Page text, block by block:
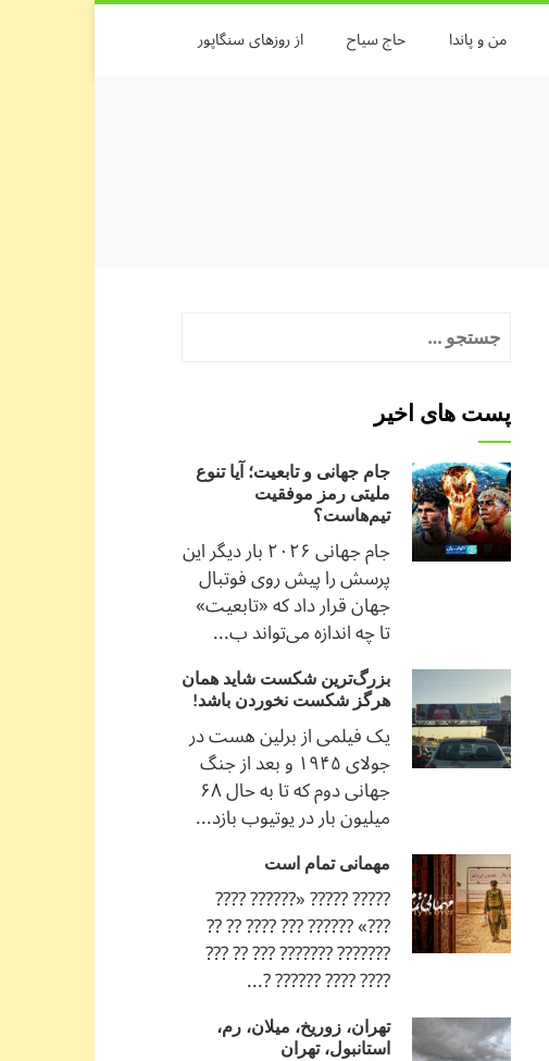
من و پاندا حاج سیاح از روزهای سنگاپور
پست های اخیر
جام جهانی و تابعیت؛ آیا تنوع
ملیتی رمز موفقیت
تیم‌هاست؟
جام جهانی ۲۰۲۶ بار دیگر این
پرسش را پیش روی فوتبال
جهان قرار داد که «تابعیت»
تا چه اندازه می‌تواند ب...
بزرگ‌ترین شکست شاید همان
هرگز شکست نخوردن باشد!
یک فیلمی از برلین هست در
جولای ۱۹۴۵ و بعد از جنگ
جهانی دوم که تا به حال ۶۸
میلیون بار در یوتیوب بازد...
مهمانی تمام است
????? ????? «?????? ????
???» ?????? ??? ???? ?? ??
??????? ??????? ??? ?? ???
???? ???? ?????? ?...
تهران، زوریخ، میلان، رم،
استانبول، تهران